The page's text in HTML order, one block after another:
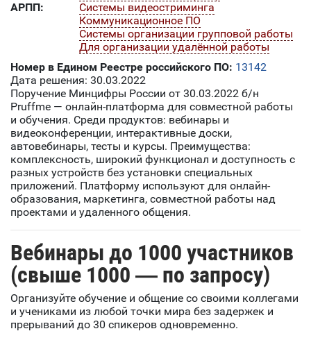
АРПП:
Системы видеостриминга
Коммуникационное ПО
Системы организации групповой работы
Для организации удалённой работы
Номер в Едином Реестре российского ПО: 13142
Дата решения: 30.03.2022
Поручение Минцифры России от 30.03.2022 б/н
Pruffme — онлайн-платформа для совместной работы
и обучения. Среди продуктов: вебинары и
видеоконференции, интерактивные доски,
автовебинары, тесты и курсы. Преимущества:
комплексность, широкий функционал и доступность с
разных устройств без установки специальных
приложений. Платформу используют для онлайн-
образования, маркетинга, совместной работы над
проектами и удаленного общения.
Вебинары до 1000 участников
(свыше 1000 — по запросу)
Организуйте обучение и общение со своими коллегами
и учениками из любой точки мира без задержек и
прерываний до 30 спикеров одновременно.